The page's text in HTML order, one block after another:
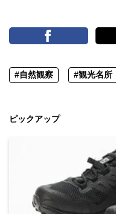
#自然観察 #観光名所
ピックアップ